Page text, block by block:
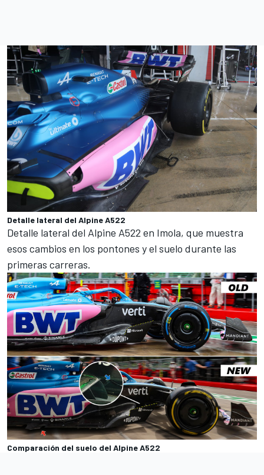
Detalle lateral del Alpine A522
Detalle lateral del Alpine A522 en Imola, que muestra
esos cambios en los pontones y el suelo durante las
primeras carreras.
Comparación del suelo del Alpine A522